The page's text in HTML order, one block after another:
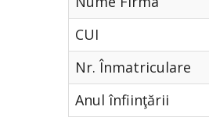
CUI
Nr. Înmatriculare
Anul înfiinţării